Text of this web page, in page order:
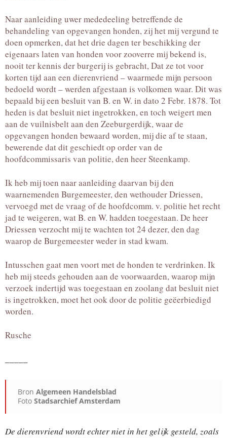
Naar aanleiding uwer mededeeling betreffende de
behandeling van opgevangen honden, zij het mij vergund te
doen opmerken, dat het drie dagen ter beschikking der
eigenaars laten van honden voor zooverre mij bekend is,
nooit ter kennis der burgerij is gebracht, Dat ze tot voor
korten tijd aan een dierenvriend – waarmede mijn persoon
bedoeld wordt – werden afgestaan is volkomen waar. Dit was
bepaald bij een besluit van B. en W. in dato 2 Febr. 1878. Tot
heden is dat besluit niet ingetrokken, en toch weigert men
aan de vuilnisbelt aan den Zeeburgerdijk, waar de
opgevangen honden bewaard worden, mij die af te staan,
bewerende dat dit geschiedt op order van de
hoofdcommissaris van politie, den heer Steenkamp.
Ik heb mij toen naar aanleiding daarvan bij den
waarnemenden Burgemeester, den wethouder Driessen,
vervoegd met de vraag of de hoofdcomm. v. politie het recht
jad te weigeren, wat B. en W. hadden toegestaan. De heer
Driessen verzocht mij te wachten tot 24 dezer, den dag
waarop de Burgemeester weder in stad kwam.
Intusschen gaat men voort met de honden te verdrinken. Ik
heb mij steeds gehouden aan de voorwaarden, waarop mijn
verzoek indertijd was toegestaan en zoolang dat besluit niet
is ingetrokken, moet het ook door de politie geëerbiedigd
worden.
Rusche
Bron Algemeen Handelsblad
Foto Stadsarchief Amsterdam
De dierenvriend wordt echter niet in het gelijk gesteld, zoals